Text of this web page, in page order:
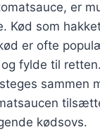
er
Kød som
er ofte
fylde til
sammen
kødsovs.